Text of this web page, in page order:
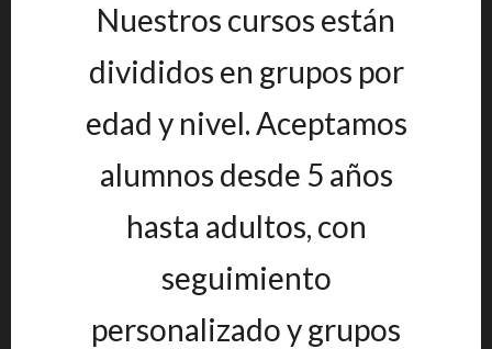
Nuestros cursos están
divididos en grupos por
edad y nivel. Aceptamos
alumnos desde 5 años
hasta adultos, con
seguimiento
personalizado y grupos